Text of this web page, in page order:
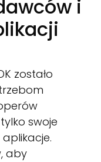
i
zostało
swoje
aby